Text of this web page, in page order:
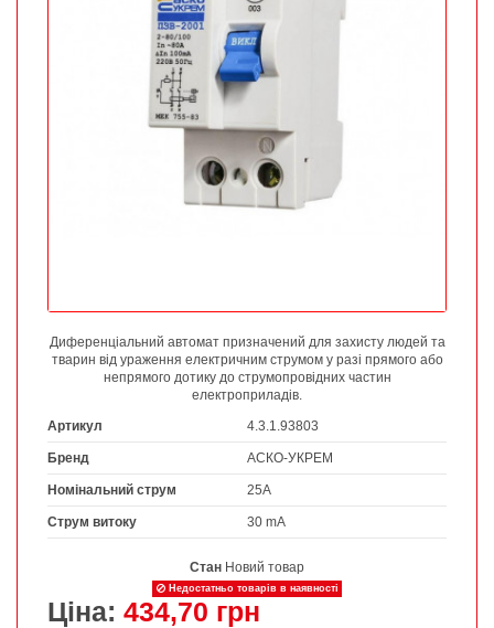
Диференціальний автомат призначений для захисту людей та
тварин від ураження електричним струмом у разі прямого або
непрямого дотику до струмопровідних частин
електроприладів.
Артикул
4.3.1.93803
Бренд АСКО-УКРЕМ
Номінальний струм 25А
Струм витоку 30 mA
Стан Новий товар
Недостатньо товарів в наявності
Ціна: 434,70 грн